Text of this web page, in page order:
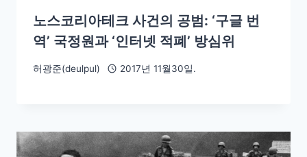
노스코리아테크 사건의 공범: ‘구글 번
역’ 국정원과 ‘인터넷 적폐’ 방심위
허광준(deulpul) 2017년 11월30일.